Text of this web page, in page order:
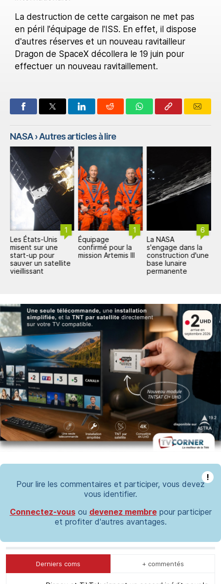
La destruction de cette cargaison ne met pas
en péril l'équipage de l'ISS. En effet, il dispose
d'autres réserves et un nouveau ravitailleur
Dragon de SpaceX décollera le 19 juin pour
effectuer un nouveau ravitaillement.
NASA› Autres articles à lire
1
Les États-Unis
misent sur une
start-up pour
sauver un satellite
vieillissant
1
Équipage
confirmé pour la
mission Artemis III
6
La NASA
s'engage dans la
construction d'une
base lunaire
permanente
!
Pour lire les commentaires et participer, vous devez
vous identifier.
Connectez-vousou devenez membrepour participer
et profiter d'autres avantages.
Derniers coms + commentés